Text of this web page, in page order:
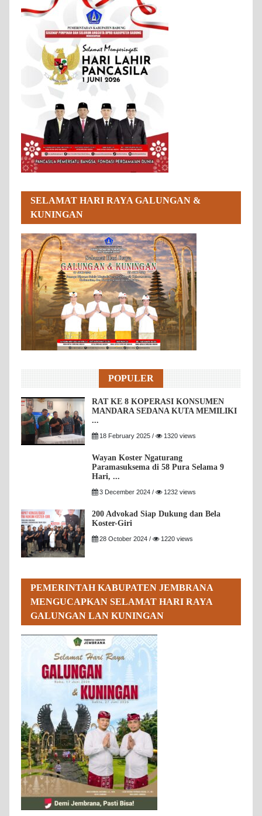
SELAMAT HARI RAYA GALUNGAN &
KUNINGAN
POPULER
RAT KE 8 KOPERASI KONSUMEN
MANDARA SEDANA KUTA MEMILIKI
...
18 February 2025 / 1320 views
Wayan Koster Ngaturang
Paramasuksema di 58 Pura Selama 9
Hari, ...
3 December 2024 / 1232 views
200 Advokad Siap Dukung dan Bela
Koster-Giri
28 October 2024 / 1220 views
PEMERINTAH KABUPATEN JEMBRANA
MENGUCAPKAN SELAMAT HARI RAYA
GALUNGAN LAN KUNINGAN